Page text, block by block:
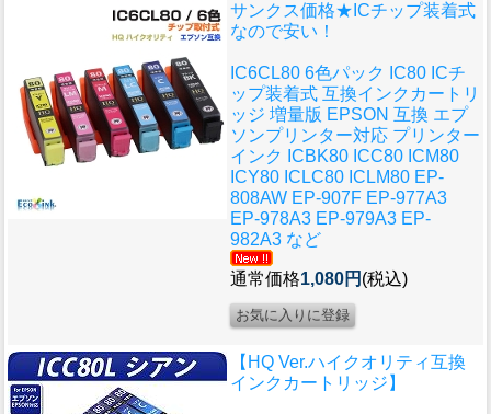
サンクス価格★ICチップ装着式
なので安い！
IC6CL80 6色パック IC80 ICチ
ップ装着式 互換インクカートリ
ッジ 増量版 EPSON 互換 エプ
ソンプリンター対応 プリンター
インク ICBK80 ICC80 ICM80
ICY80 ICLC80 ICLM80 EP-
808AW EP-907F EP-977A3
EP-978A3 EP-979A3 EP-
982A3 など
通常価格1,080円 (税込)
【HQ Ver.ハイクオリティ互換
インクカートリッジ】